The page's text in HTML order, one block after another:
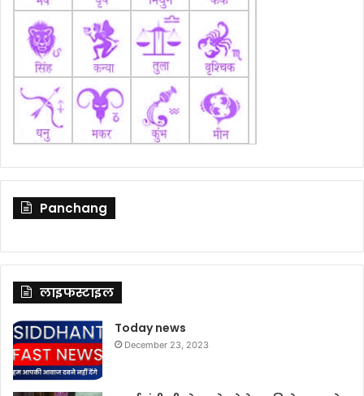
Panchang
लाइफस्टाइल
Today news
December 23, 2023